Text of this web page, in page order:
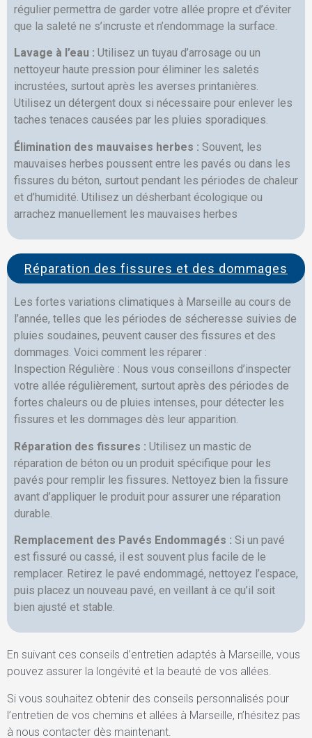
régulier permettra de garder votre allée propre et d’éviter
que la saleté ne s’incruste et n’endommage la surface.
Lavage à l’eau : Utilisez un tuyau d’arrosage ou un
nettoyeur haute pression pour éliminer les saletés
incrustées, surtout après les averses printanières.
Utilisez un détergent doux si nécessaire pour enlever les
taches tenaces causées par les pluies sporadiques.
Élimination des mauvaises herbes : Souvent, les
mauvaises herbes poussent entre les pavés ou dans les
fissures du béton, surtout pendant les périodes de chaleur
et d’humidité. Utilisez un désherbant écologique ou
arrachez manuellement les mauvaises herbes
Réparation des fissures et des dommages
Les fortes variations climatiques à Marseille au cours de
l’année, telles que les périodes de sécheresse suivies de
pluies soudaines, peuvent causer des fissures et des
dommages. Voici comment les réparer :
Inspection Régulière : Nous vous conseillons d’inspecter
votre allée régulièrement, surtout après des périodes de
fortes chaleurs ou de pluies intenses, pour détecter les
fissures et les dommages dès leur apparition.
Réparation des fissures : Utilisez un mastic de
réparation de béton ou un produit spécifique pour les
pavés pour remplir les fissures. Nettoyez bien la fissure
avant d’appliquer le produit pour assurer une réparation
durable.
Remplacement des Pavés Endommagés : Si un pavé
est fissuré ou cassé, il est souvent plus facile de le
remplacer. Retirez le pavé endommagé, nettoyez l’espace,
puis placez un nouveau pavé, en veillant à ce qu’il soit
bien ajusté et stable.
En suivant ces conseils d’entretien adaptés à Marseille, vous
pouvez assurer la longévité et la beauté de vos allées.
Si vous souhaitez obtenir des conseils personnalisés pour
l’entretien de vos chemins et allées à Marseille, n’hésitez pas
à nous contacter dès maintenant.